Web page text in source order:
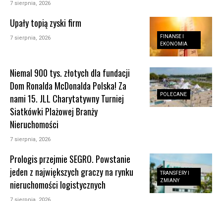
7 sierpnia, 2026
FINANSE I
EKONOMIA
Upały topią zyski firm
7 sierpnia, 2026
POLECANE
Niemal 900 tys. złotych dla fundacji
Dom Ronalda McDonalda Polska! Za
nami 15. JLL Charytatywny Turniej
Siatkówki Plażowej Branży
Nieruchomości
7 sierpnia, 2026
TRANSFERY I
ZMIANY
Prologis przejmie SEGRO. Powstanie
jeden z największych graczy na rynku
nieruchomości logistycznych